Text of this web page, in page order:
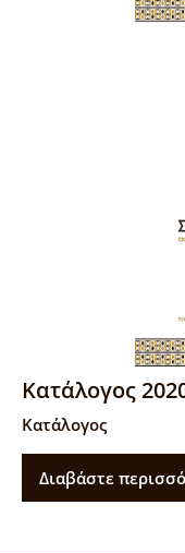
Κατάλογος
Κατάλογος
Διαβάστε